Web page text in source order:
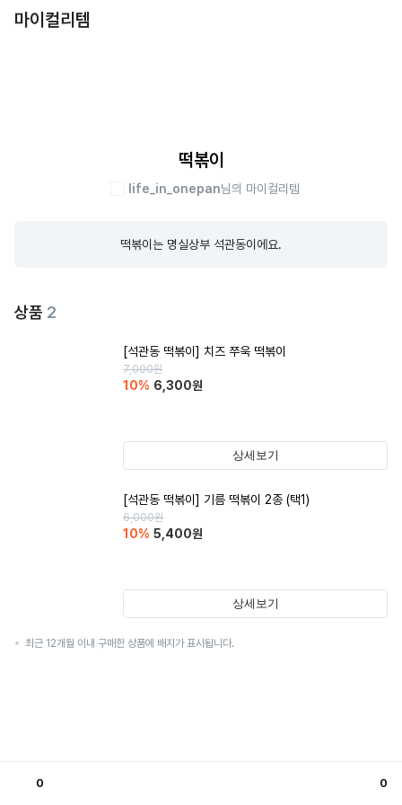
마이컬리템
떡볶이
life_in_onepan님의 마이컬리템
떡볶이는 명실상부 석관동이에요.
상품 2
[석관동 떡볶이] 치즈 쭈욱 떡볶이
7,000원
10% 6,300원
상세보기
[석관동 떡볶이] 기름 떡볶이 2종 (택1)
6,000원
10% 5,400원
상세보기
최근 12개월 이내 구매한 상품에 배지가 표시됩니다.
0 0